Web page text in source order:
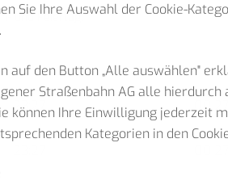
und Feiertag.
23:27
Sie Ihre Auswahl der Cookie-
auf den Button „Alle auswählen"
Straßenbahn AG alle
können Ihre Einwilligung jederzeit
Kategorien in den